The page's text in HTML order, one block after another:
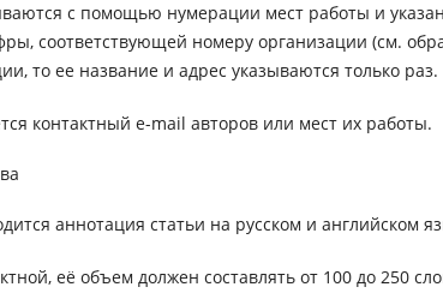
с помощью нумерации мест работы и
соответствующей номеру организации (см.
то ее название и адрес указываются только раз.
контактный е-mail авторов или мест их работы.
аннотация статьи на русском и английском
её объем должен составлять от 100 до 250